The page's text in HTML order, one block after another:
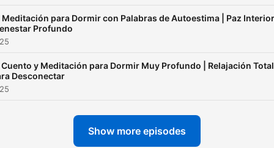
Una rendición luminosa que
Cada episodio de
Meditación para Dormir con Palabras de Autoestima | Paz
Profundo
Cuento y Meditación para Dormir Muy Profundo | Relajación Total
Desconectar
Show more episodes